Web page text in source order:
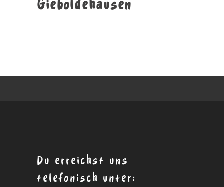
Gieboldehausen
Du erreichst uns
telefonisch unter: